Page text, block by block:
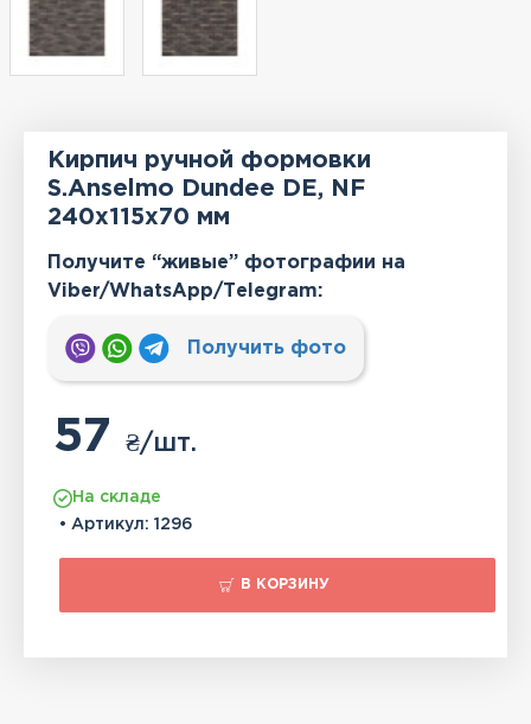
Кирпич ручной формовки
S.Anselmo Dundee DE, NF
240x115x70 мм
Получите “живые” фотографии на
Viber/WhatsApp/Тelegram:
Получить фото
57₴/шт.
На складе
• Артикул: 1296
В КОРЗИНУ